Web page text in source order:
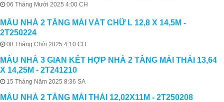
06 Tháng Mười 2025 4:00 CH
MẪU NHÀ 2 TẦNG MÁI VÁT CHỮ L 12,8 X 14,5M -
2T250224
08 Tháng Chín 2025 4:10 CH
MẪU NHÀ 3 GIAN KẾT HỢP NHÀ 2 TẦNG MÁI THÁI 13,64
X 14,25M - 2T241210
15 Tháng Năm 2025 8:36 SA
MẪU NHÀ 2 TẦNG MÁI THÁI 12,02X11M - 2T250208